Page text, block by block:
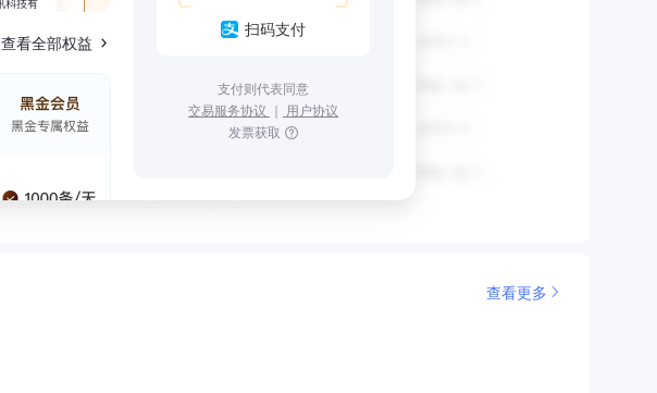
查看全部权益
扫码支付
支付则代表同意
交易服务协议 ｜ 用户协议
发票获取
查看更多